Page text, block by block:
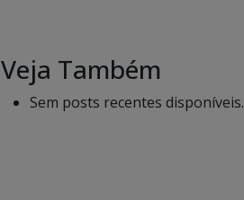
Veja Também
Sem posts recentes disponíveis.